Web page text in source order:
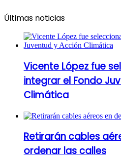
Últimas noticias
Vicente López fue
integrar el Fondo
Climática
Retirarán cables
ordenar las calles